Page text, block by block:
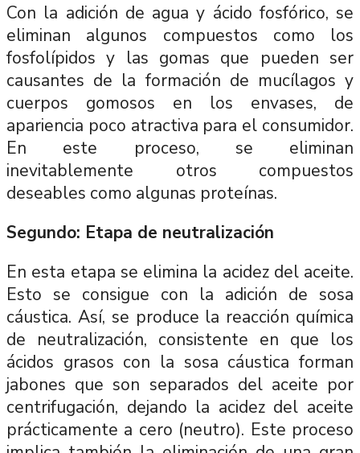
Con la adición de agua y ácido fosfórico, se
eliminan algunos compuestos como los
fosfolípidos y las gomas que pueden ser
causantes de la formación de mucílagos y
cuerpos gomosos en los envases, de
apariencia poco atractiva para el consumidor.
En este proceso, se eliminan
inevitablemente otros compuestos
deseables como algunas proteínas.
Segundo: Etapa de neutralización
En esta etapa se elimina la acidez del aceite.
Esto se consigue con la adición de sosa
cáustica. Así, se produce la reacción química
de neutralización, consistente en que los
ácidos grasos con la sosa cáustica forman
jabones que son separados del aceite por
centrifugación, dejando la acidez del aceite
prácticamente a cero (neutro). Este proceso